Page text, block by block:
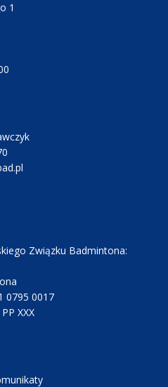
1
Związku Badmintona:
0795 0017
XXX